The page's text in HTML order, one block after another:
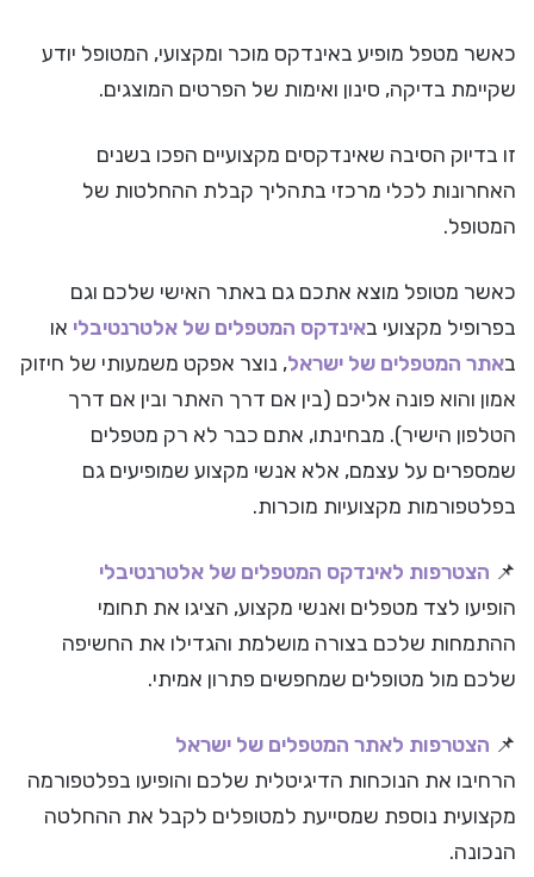
כאשר מטפל מופיע באינדקס מוכר ומקצועי, המטופל יודע
שקיימת בדיקה, סינון ואימות של הפרטים המוצגים.
זו בדיוק הסיבה שאינדקסים מקצועיים הפכו בשנים
האחרונות לכלי מרכזי בתהליך קבלת ההחלטות של
המטופל.
כאשר מטופל מוצא אתכם גם באתר האישי שלכם וגם
בפרופיל מקצועי באינדקס המטפלים של אלטרנטיבלי או
באתר המטפלים של ישראל, נוצר אפקט משמעותי של חיזוק
אמון והוא פונה אליכם (בין אם דרך האתר ובין אם דרך
הטלפון הישיר). מבחינתו, אתם כבר לא רק מטפלים
שמספרים על עצמם, אלא אנשי מקצוע שמופיעים גם
בפלטפורמות מקצועיות מוכרות.
📌 הצטרפות לאינדקס המטפלים של אלטרנטיבלי
הופיעו לצד מטפלים ואנשי מקצוע, הציגו את תחומי
ההתמחות שלכם בצורה מושלמת והגדילו את החשיפה
שלכם מול מטופלים שמחפשים פתרון אמיתי.
📌 הצטרפות לאתר המטפלים של ישראל
הרחיבו את הנוכחות הדיגיטלית שלכם והופיעו בפלטפורמה
מקצועית נוספת שמסייעת למטופלים לקבל את ההחלטה
הנכונה.